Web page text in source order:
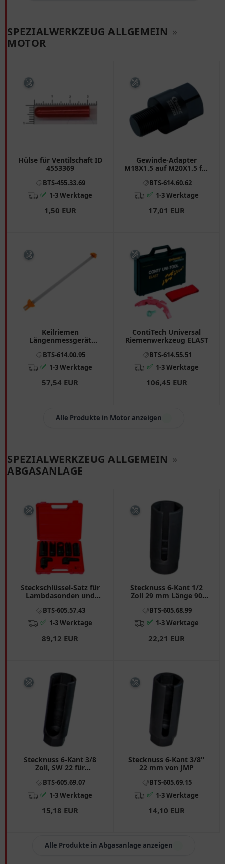
SPEZIALWERKZEUG ALLGEMEIN »
MOTOR
Hülse für Ventilschaft ID
4553369
BTS-455.33.69
✅ 1-3 Werktage
1,50 EUR
Gewinde-Adapter
M18X1.5 auf M20X1.5 für
BTS-614.60.62
✅ 1-3 Werktage
17,01 EUR
Keilriemen
Längenmessgerät
BTS-614.00.95
✅ 1-3 Werktage
57,54 EUR
ContiTech Universal
Riemenwerkzeug ELAST
BTS-614.55.51
✅ 1-3 Werktage
106,45 EUR
Alle Produkte in Motor anzeigen
SPEZIALWERKZEUG ALLGEMEIN »
ABGASANLAGE
Steckschlüssel-Satz für
Lambdasonden und
BTS-605.57.43
✅ 1-3 Werktage
89,12 EUR
Stecknuss 6-Kant 1/2
Zoll 29 mm Länge 90
BTS-605.68.99
✅ 1-3 Werktage
22,21 EUR
Stecknuss 6-Kant 3/8
Zoll, SW 22 für
BTS-605.69.07
✅ 1-3 Werktage
15,18 EUR
Stecknuss 6-Kant 3/8''
22 mm von JMP
BTS-605.69.15
✅ 1-3 Werktage
14,10 EUR
Alle Produkte in Abgasanlage anzeigen